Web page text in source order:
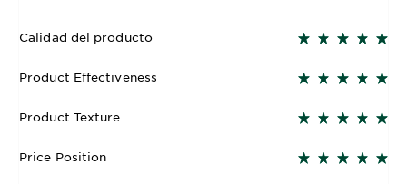
Calidad del producto
Product Effectiveness
Product Texture
Price Position